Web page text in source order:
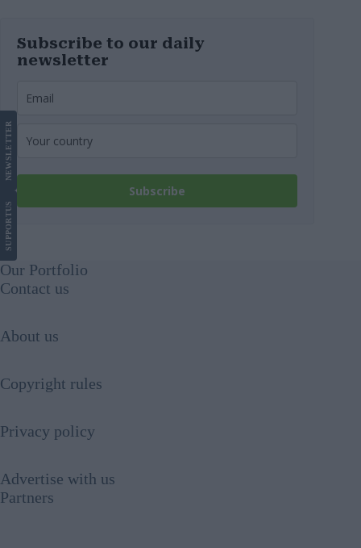
Subscribe to our daily
newsletter
Subscribe
SUPPORT
US
NEWS
LETTER
Our Portfolio
Contact us
About us
Copyright rules
Privacy policy
Advertise with us
Partners